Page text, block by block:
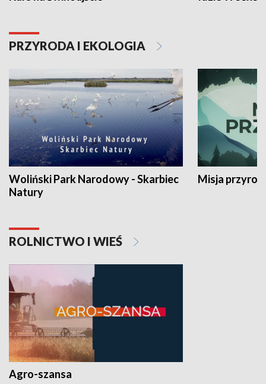
PRZYRODA I EKOLOGIA
Woliński Park Narodowy - Skarbiec
Natury
Misja
ROLNICTWO I WIEŚ
Agro-szansa